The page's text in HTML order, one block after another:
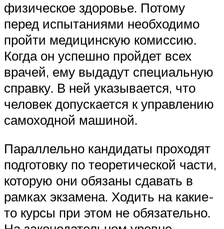
физическое здоровье. Потому
перед испытаниями необходимо
пройти медицинскую комиссию.
Когда он успешно пройдет всех
врачей, ему выдадут специальную
справку. В ней указывается, что
человек допускается к управлению
самоходной машиной.
Параллельно кандидаты проходят
подготовку по теоретической части,
которую они обязаны сдавать в
рамках экзамена. Ходить на какие-
то курсы при этом не обязательно.